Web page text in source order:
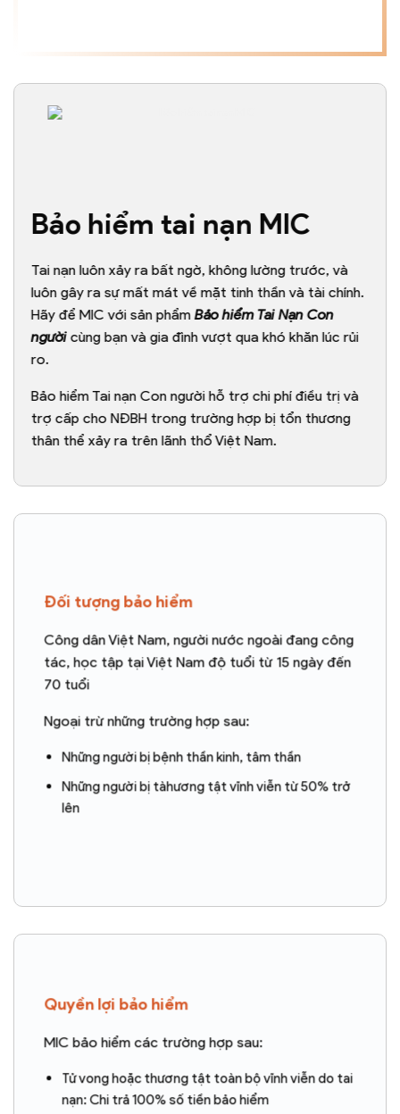
Bảo hiểm tai nạn MIC
Tai nạn luôn xảy ra bất ngờ, không lường trước, và
luôn gây ra sự mất mát về mặt tinh thần và tài chính.
Hãy để MIC với sản phẩmBảo hiểm Tai Nạn Con
ngườicùng bạn và gia đình vượt qua khó khăn lúc rủi
ro.
Bảo hiểm Tai nạn Con người hỗ trợ chi phí điều trị và
trợ cấp cho NĐBH trong trường hợp bị tổn thương
thân thể xảy ra trên lãnh thổ Việt Nam.
Đối tượng bảo hiểm
Công dân Việt Nam, người nước ngoài đang công
tác, học tập tại Việt Nam độ tuổi từ 15 ngày đến
70 tuổi
Ngoại trừ những trường hợp sau:
Những người bị bệnh thần kinh, tâm thần
Những người bị tàhương tật vĩnh viễn từ 50% trở
lên
Quyền lợi bảo hiểm
MIC bảo hiểm các trường hợp sau:
Tử vong hoặc thương tật toàn bộ vĩnh viễn do tai
nạn: Chi trả 100% số tiền bảo hiểm